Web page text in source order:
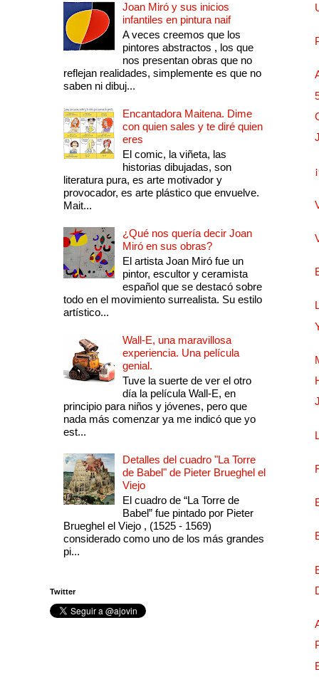
Joan Miró y sus inicios
infantiles en pintura naif
A veces creemos que los
pintores abstractos , los que
nos presentan obras que no
reflejan realidades, simplemente es que no
saben ni dibuj...
Encantadora Maitena. Dime
con quien sales y te diré quien
eres
El comic, la viñeta, las
historias dibujadas, son
literatura pura, es arte motivador y
provocador, es arte plástico que envuelve.
Mait...
¿Qué nos quería decir Joan
Miró en sus obras?
El artista Joan Miró fue un
pintor, escultor y ceramista
español que se destacó sobre
todo en el movimiento surrealista. Su estilo
artístico...
Wall-E, una maravillosa
experiencia. Una película
genial.
Tuve la suerte de ver el otro
día la película Wall-E, en
principio para niños y jóvenes, pero que
nada más comenzar ya me indicó que yo
est...
Detalles del cuadro "La Torre
de Babel" de Pieter Brueghel el
Viejo
El cuadro de “La Torre de
Babel” fue pintado por Pieter
Brueghel el Viejo , (1525 - 1569)
considerado como uno de los más grandes
pi...
Twitter